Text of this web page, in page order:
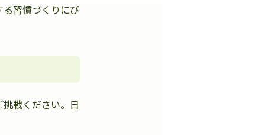
習慣づくりにぴ
戦ください。日